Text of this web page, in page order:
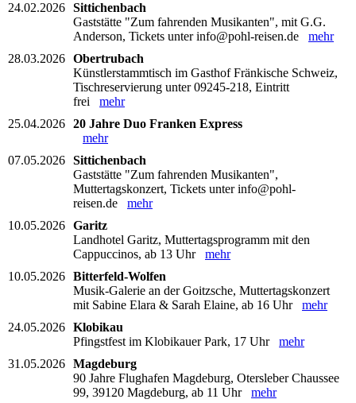
24.02.2026 Sittichenbach
Gaststätte "Zum fahrenden Musikanten", mit G.G.
Anderson, Tickets unter info@pohl-reisen.de mehr
28.03.2026 Obertrubach
Künstlerstammtisch im Gasthof Fränkische Schweiz,
Tischreservierung unter 09245-218, Eintritt
frei mehr
25.04.2026 20 Jahre Duo Franken Express
mehr
07.05.2026 Sittichenbach
Gaststätte "Zum fahrenden Musikanten",
Muttertagskonzert, Tickets unter info@pohl-
reisen.de mehr
10.05.2026 Garitz
Landhotel Garitz, Muttertagsprogramm mit den
Cappuccinos, ab 13 Uhr mehr
10.05.2026 Bitterfeld-Wolfen
Musik-Galerie an der Goitzsche, Muttertagskonzert
mit Sabine Elara & Sarah Elaine, ab 16 Uhr mehr
24.05.2026 Klobikau
Pfingstfest im Klobikauer Park, 17 Uhr mehr
31.05.2026 Magdeburg
90 Jahre Flughafen Magdeburg, Otersleber Chaussee
99, 39120 Magdeburg, ab 11 Uhr mehr